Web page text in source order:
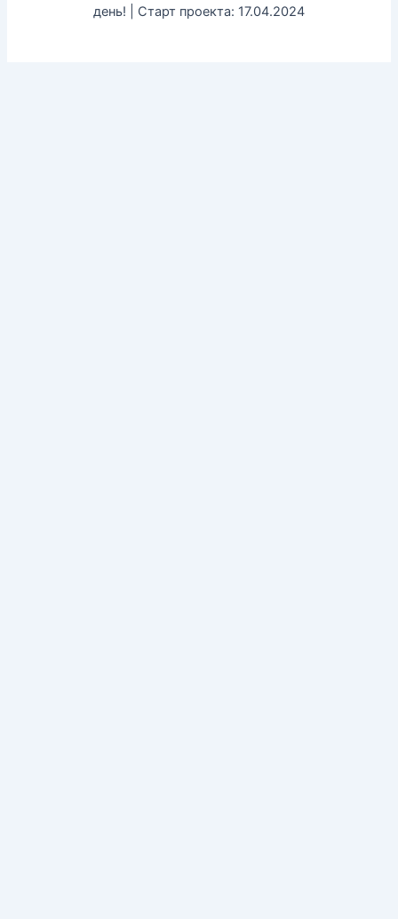
день! | Старт проекта: 17.04.2024